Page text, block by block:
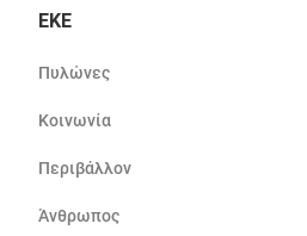
ΕΚΕ
Πυλώνες
Κοινωνία
Περιβάλλον
Άνθρωπος